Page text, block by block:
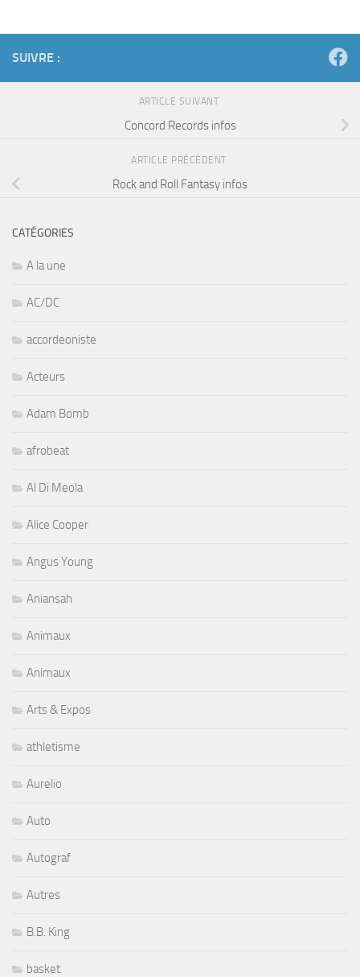
SUIVRE :
ARTICLE SUIVANT
Concord Records infos
ARTICLE PRÉCÉDENT
Rock and Roll Fantasy infos
CATÉGORIES
A la une
AC/DC
accordeoniste
Acteurs
Adam Bomb
afrobeat
Al Di Meola
Alice Cooper
Angus Young
Aniansah
Animaux
Animaux
Arts & Expos
athletisme
Aurelio
Auto
Autograf
Autres
B.B. King
basket